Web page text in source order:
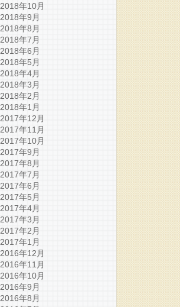
2018年10月
2018年9月
2018年8月
2018年7月
2018年6月
2018年5月
2018年4月
2018年3月
2018年2月
2018年1月
2017年12月
2017年11月
2017年10月
2017年9月
2017年8月
2017年7月
2017年6月
2017年5月
2017年4月
2017年3月
2017年2月
2017年1月
2016年12月
2016年11月
2016年10月
2016年9月
2016年8月